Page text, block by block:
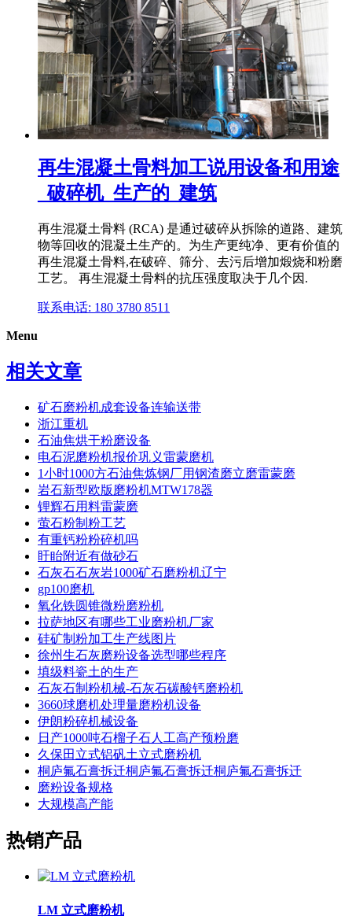
再生混凝土骨料加工说用设备和用途
_破碎机_生产的_建筑
再生混凝土骨料 (RCA) 是通过破碎从拆除的道路、建筑
物等回收的混凝土生产的。为生产更纯净、更有价值的
再生混凝土骨料,在破碎、筛分、去污后增加煅烧和粉磨
工艺。 再生混凝土骨料的抗压强度取决于几个因.
联系电话: 180 3780 8511
Menu
相关文章
矿石磨粉机成套设备连输送带
浙江重机
石油焦烘干粉磨设备
电石泥磨粉机报价巩义雷蒙磨机
1小时1000方石油焦炼钢厂用钢渣磨立磨雷蒙磨
岩石新型欧版磨粉机MTW178器
锂辉石用料雷蒙磨
萤石粉制粉工艺
有重钙粉粉碎机吗
盱眙附近有做砂石
石灰石石灰岩1000矿石磨粉机辽宁
gp100磨机
氧化铁圆锥微粉磨粉机
拉萨地区有哪些工业磨粉机厂家
硅矿制粉加工生产线图片
徐州生石灰磨粉设备选型哪些程序
填级料瓷土的生产
石灰石制粉机械-石灰石碳酸钙磨粉机
3660球磨机处理量磨粉机设备
伊朗粉碎机械设备
日产1000吨石榴子石人工高产预粉磨
久保田立式铝矾土立式磨粉机
桐庐氟石膏拆迁桐庐氟石膏拆迁桐庐氟石膏拆迁
磨粉设备规格
大规模高产能
热销产品
LM 立式磨粉机